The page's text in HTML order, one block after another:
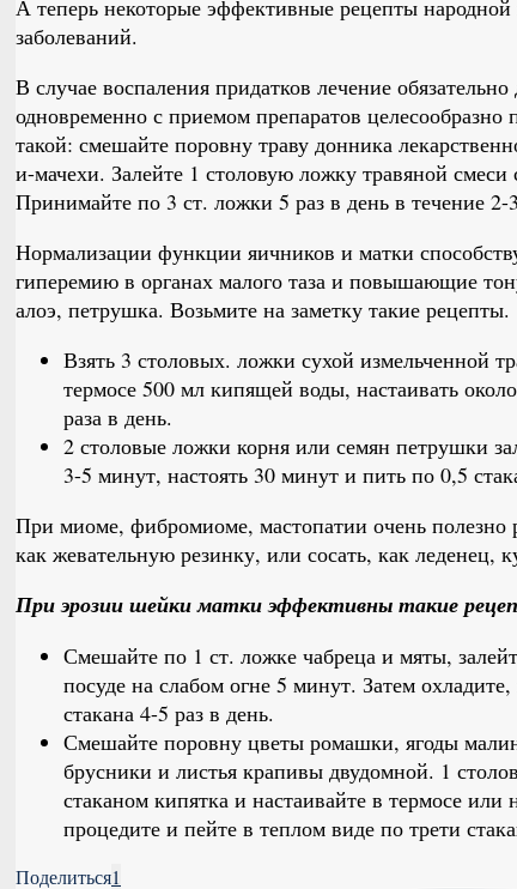
А теперь некоторые эффективные рецепты
заболеваний.
В случае воспаления придатков лечение
одновременно с приемом препаратов
такой: смешайте поровну траву донника
и-мачехи. Залейте 1 столовую ложку травяной смеси
Принимайте по 3 ст. ложки 5 раз в день в течение 2-
Нормализации функции яичников и матки
гиперемию в органах малого таза и повышающие
алоэ, петрушка. Возьмите на заметку такие рецепты.
Взять 3 столовых. ложки сухой измельченной
термосе 500 мл кипящей воды, настаивать
раза в день.
2 столовые ложки корня или семян петрушки
3-5 минут, настоять 30 минут и пить по 0,5
При миоме, фибромиоме, мастопатии очень полезно
как жевательную резинку, или сосать, как леденец,
При эрозии шейки матки эффективны такие
Смешайте по 1 ст. ложке чабреца и мяты,
посуде на слабом огне 5 минут. Затем
стакана 4-5 раз в день.
Смешайте поровну цветы ромашки, ягоды
брусники и листья крапивы двудомной. 1
стаканом кипятка и настаивайте в термосе
процедите и пейте в теплом виде по трети
Поделиться1